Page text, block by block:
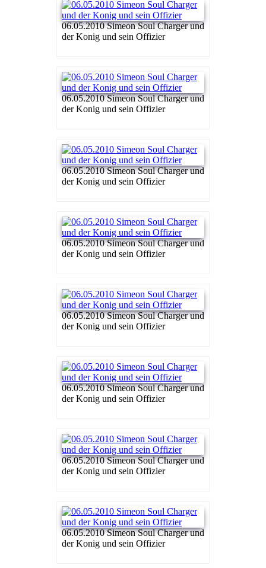
06.05.2010 Simeon Soul Charger und
der Konig und sein Offizier
06.05.2010 Simeon Soul Charger und
der Konig und sein Offizier
06.05.2010 Simeon Soul Charger und
der Konig und sein Offizier
06.05.2010 Simeon Soul Charger und
der Konig und sein Offizier
06.05.2010 Simeon Soul Charger und
der Konig und sein Offizier
06.05.2010 Simeon Soul Charger und
der Konig und sein Offizier
06.05.2010 Simeon Soul Charger und
der Konig und sein Offizier
06.05.2010 Simeon Soul Charger und
der Konig und sein Offizier